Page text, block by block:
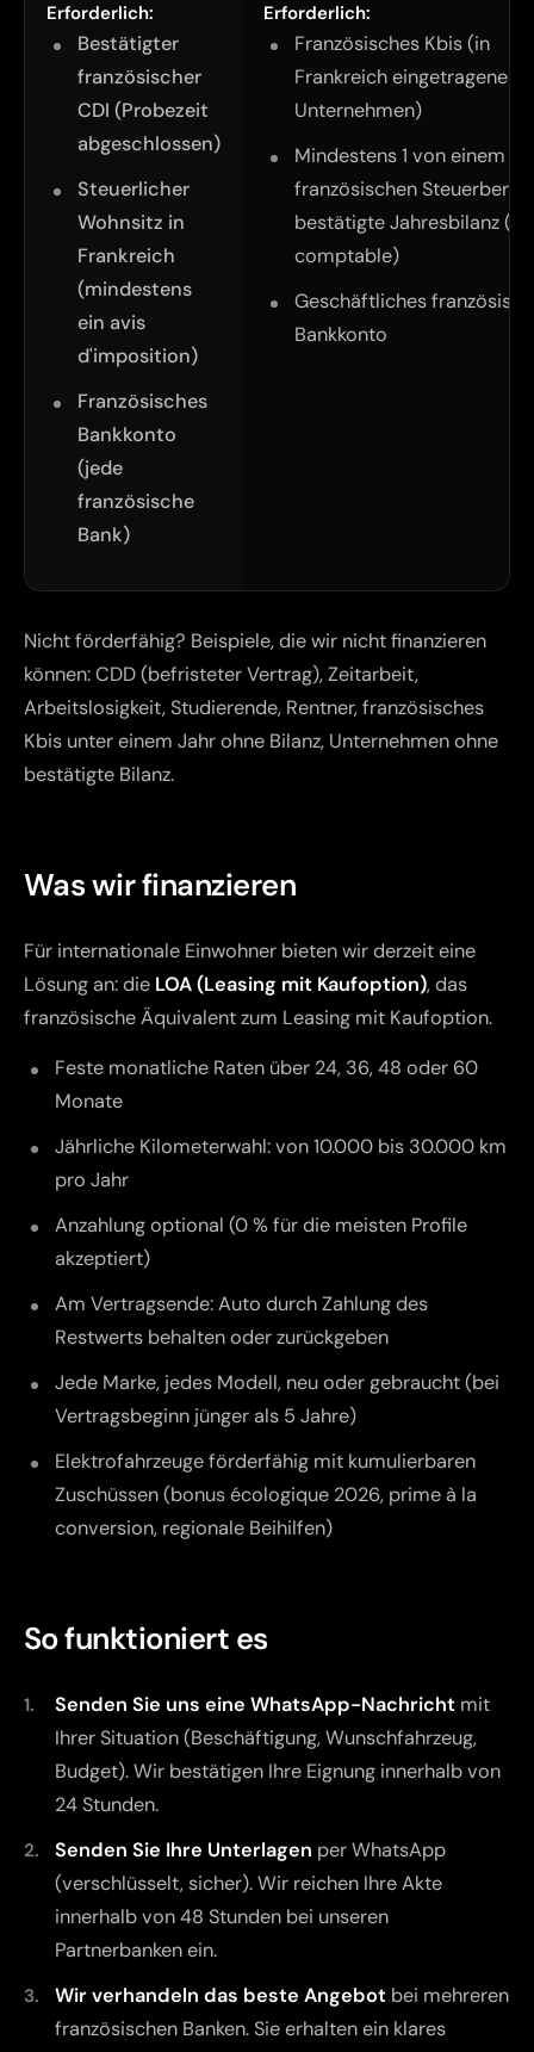
Erforderlich:
Bestätigter
französischer
CDI (Probezeit
abgeschlossen)
Steuerlicher
Wohnsitz in
Frankreich
(mindestens
ein avis
d'imposition)
Französisches
Bankkonto
(jede
französische
Bank)
Erforderlich:
Französisches Kbis(in
Frankreich eingetragenes
Unternehmen)
Mindestens 1 von einem
französischen
bestätigte Jahresbilanz (
comptable)
Geschäftliches
Bankkonto
Nicht förderfähig? Beispiele, die wir nicht finanzieren
können: CDD (befristeter Vertrag), Zeitarbeit,
Arbeitslosigkeit, Studierende, Rentner, französisches
Kbis unter einem Jahr ohne Bilanz, Unternehmen ohne
bestätigte Bilanz.
Was wir finanzieren
Für internationale Einwohner bieten wir derzeit eine
Lösung an: die LOA (Leasing mit Kaufoption), das
französische Äquivalent zum Leasing mit Kaufoption.
Feste monatliche Raten über 24, 36, 48 oder 60
Monate
Jährliche Kilometerwahl: von 10.000 bis 30.000 km
pro Jahr
Anzahlung optional (0 % für die meisten Profile
akzeptiert)
Am Vertragsende: Auto durch Zahlung des
Restwerts behalten oder zurückgeben
Jede Marke, jedes Modell, neu oder gebraucht (bei
Vertragsbeginn jünger als 5 Jahre)
Elektrofahrzeuge förderfähig mit kumulierbaren
Zuschüssen (bonus écologique 2026, prime à la
conversion, regionale Beihilfen)
So funktioniert es
Senden Sie uns eine WhatsApp-Nachricht mit
Ihrer Situation (Beschäftigung, Wunschfahrzeug,
Budget). Wir bestätigen Ihre Eignung innerhalb von
24 Stunden.
Senden Sie Ihre Unterlagen per WhatsApp
(verschlüsselt, sicher). Wir reichen Ihre Akte
innerhalb von 48 Stunden bei unseren
Partnerbanken ein.
Wir verhandeln das beste Angebot bei mehreren
französischen Banken. Sie erhalten ein klares